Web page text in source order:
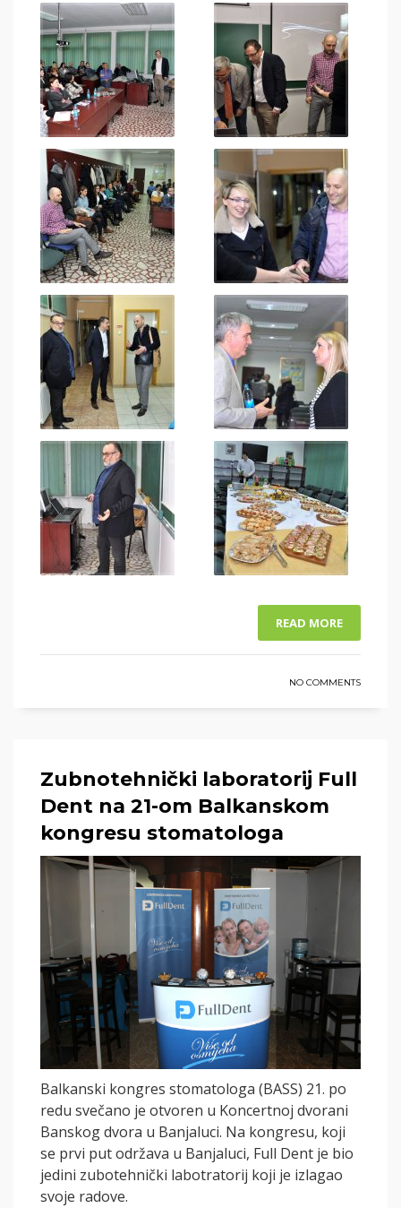
READ MORE
NO COMMENTS
Zubnotehnički laboratorij Full
Dent na 21-om Balkanskom
kongresu stomatologa
Balkanski kongres stomatologa (BASS) 21. po
redu svečano je otvoren u Koncertnoj dvorani
Banskog dvora u Banjaluci. Na kongresu, koji
se prvi put održava u Banjaluci, Full Dent je bio
jedini zubotehnički labotratorij koji je izlagao
svoje radove.